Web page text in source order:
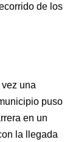
de los
una
puso
en un
la llegada